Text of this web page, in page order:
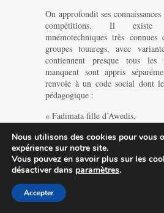
On approfondit ses
compétitions. Il existe
mnémotechniques très
groupes touaregs, avec
contiennent presque tous
manquent sont appris
renvoie à un code social dont
pédagogique :
« Fadimata fille d’Awedis,
on ne touche pas sa hanche ».
Une poésie de treize distiques,
signes, est composée de figures
une méthode didactique fondée
d’un matériel phonique
Nous utilisons des cookies pour vous
expérience sur notre site.
Vous pouvez en savoir plus sur les
désactiver dans paramètres.
Accepter